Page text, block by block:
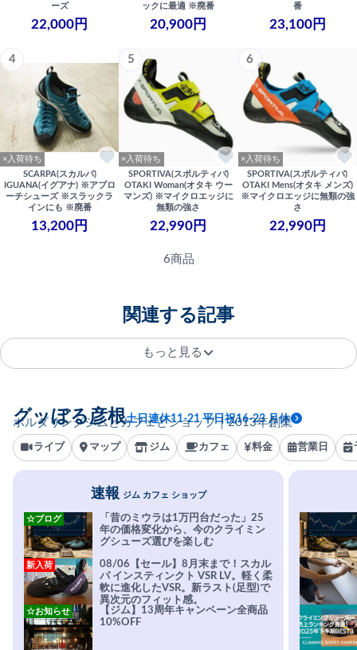
ーズ
22,000円
ックに最適 ※廃番
20,900円
番
23,100円
4
×入荷待ち
SCARPA(スカルパ)
IGUANA(イグアナ) ※アプロ
ーチシューズ ※スラックラ
インにも ※廃番
13,200円
5
×入荷待ち
SPORTIVA(スポルティバ)
OTAKI Woman(オタキ ウー
マンズ) ※マイクロエッジに
無類の強さ
22,990円
6
×入荷待ち
SPORTIVA(スポルティバ)
OTAKI Mens(オタキ メンズ)
※マイクロエッジに無類の強
さ
22,990円
6商品
関連する記事
もっと見る
ボルダリングジムとカフェとショップ｜2013年創業
グッぼる彦根土日連休11-21 平日祝16-23 月休
ライブ マップ ジム カフェ 料金 営業日
速報 ジム カフェ ショップ
「昔のミウラは1万円台だった」25
年の価格変化から、今のクライミン
グシューズ選びを楽しむ
☆ブログ
08/06【セール】8月末まで！スカル
パ インスティンクト VSR LV。軽く柔
軟に進化したVSR。新ラスト(足型)で
異次元のフィット感。
新入荷
【ジム】13周年キャンペーン全商品
10%OFF
☆お知らせ